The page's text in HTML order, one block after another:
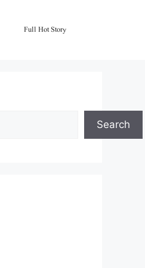
Full Hot Story
Search